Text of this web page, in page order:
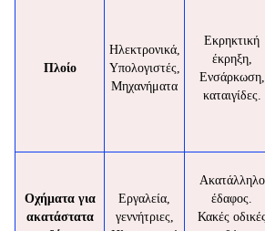
Πλοίο
Ηλεκτρονικά,
Υπολογιστές,
Μηχανήματα
Εκρηκτική
έκρηξη,
Ενσάρκωση,
καταιγίδες.
Οχήματα για
ακατάστατα
Εργαλεία,
γεννήτριες,
Ακατάλληλο
έδαφος.
Κακές οδικές